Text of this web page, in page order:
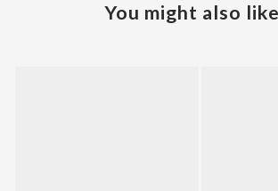
You might also